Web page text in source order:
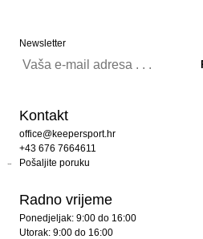
Newsletter
Kontakt
office@keepersport.hr
+43 676 7664611
Pošaljite poruku
Radno vrijeme
Ponedjeljak: 9:00 do 16:00
Utorak: 9:00 do 16:00